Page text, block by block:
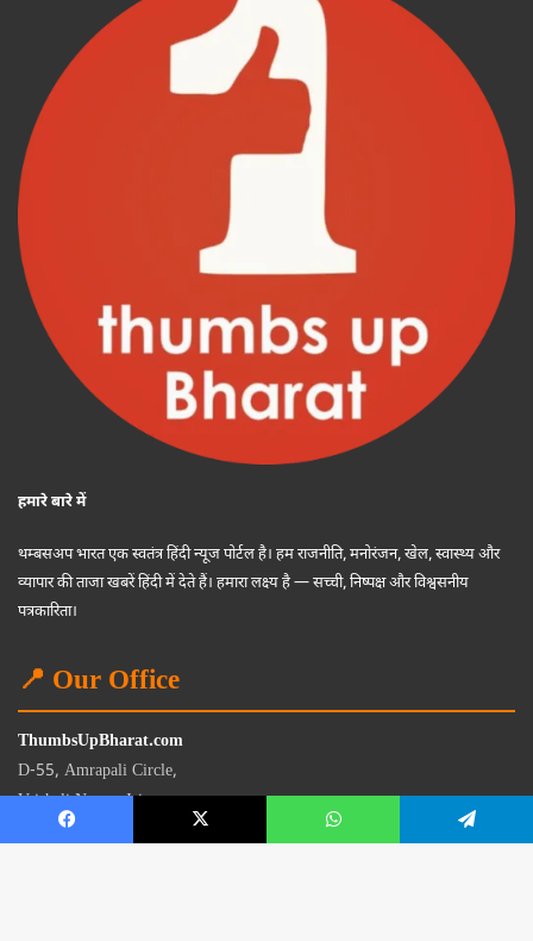
हमारे बारे में
थम्बसअप भारत एक स्वतंत्र हिंदी न्यूज पोर्टल है। हम राजनीति, मनोरंजन, खेल, स्वास्थ्य और
व्यापार की ताजा खबरें हिंदी में देते हैं। हमारा लक्ष्य है — सच्ची, निष्पक्ष और विश्वसनीय
पत्रकारिता।
📍 Our Office
ThumbsUpBharat.com
D-55, Amrapali Circle,
Vaishali Nagar, Jaipur
Rajasthan - 302021